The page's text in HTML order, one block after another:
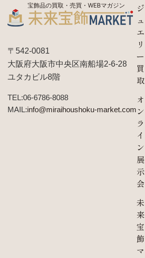
宝飾品の買取・売買・WEBマガジン
〒542-0081
大阪府大阪市中央区南船場2-6-28
ユタカビル8階
TEL:06-6786-8088
MAIL:info@miraihoushoku-market.com
ジ
ュ
エ
リ
ー
買
取
オ
ン
ラ
イ
ン
展
示
会
未
来
宝
飾
マ